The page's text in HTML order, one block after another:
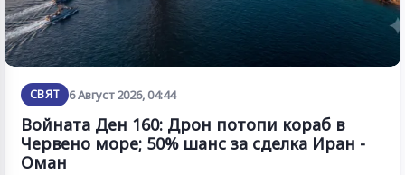
СВЯТ 6 Август 2026, 04:44
Войната Ден 160: Дрон потопи кораб в
Червено море; 50% шанс за сделка Иран -
Оман